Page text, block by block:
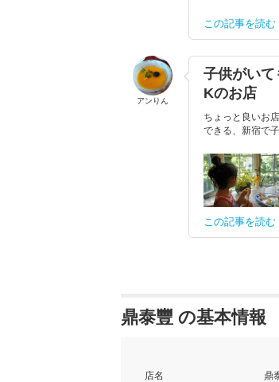
この記事を読む
アンりん
子供がい
Kのお店
ちょっと良いお
できる、新宿で
この記事を読む
鼎泰豐 の基本情報
店名 鼎